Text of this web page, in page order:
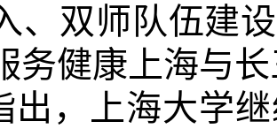
、双师队伍建
务健康上海与
出，上海大学